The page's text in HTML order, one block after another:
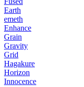
Earth
emeth
Enhance
Grain
Gravity
Grid
Hagakure
Horizon
Innocence